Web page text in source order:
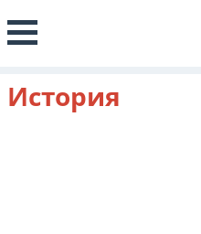
История